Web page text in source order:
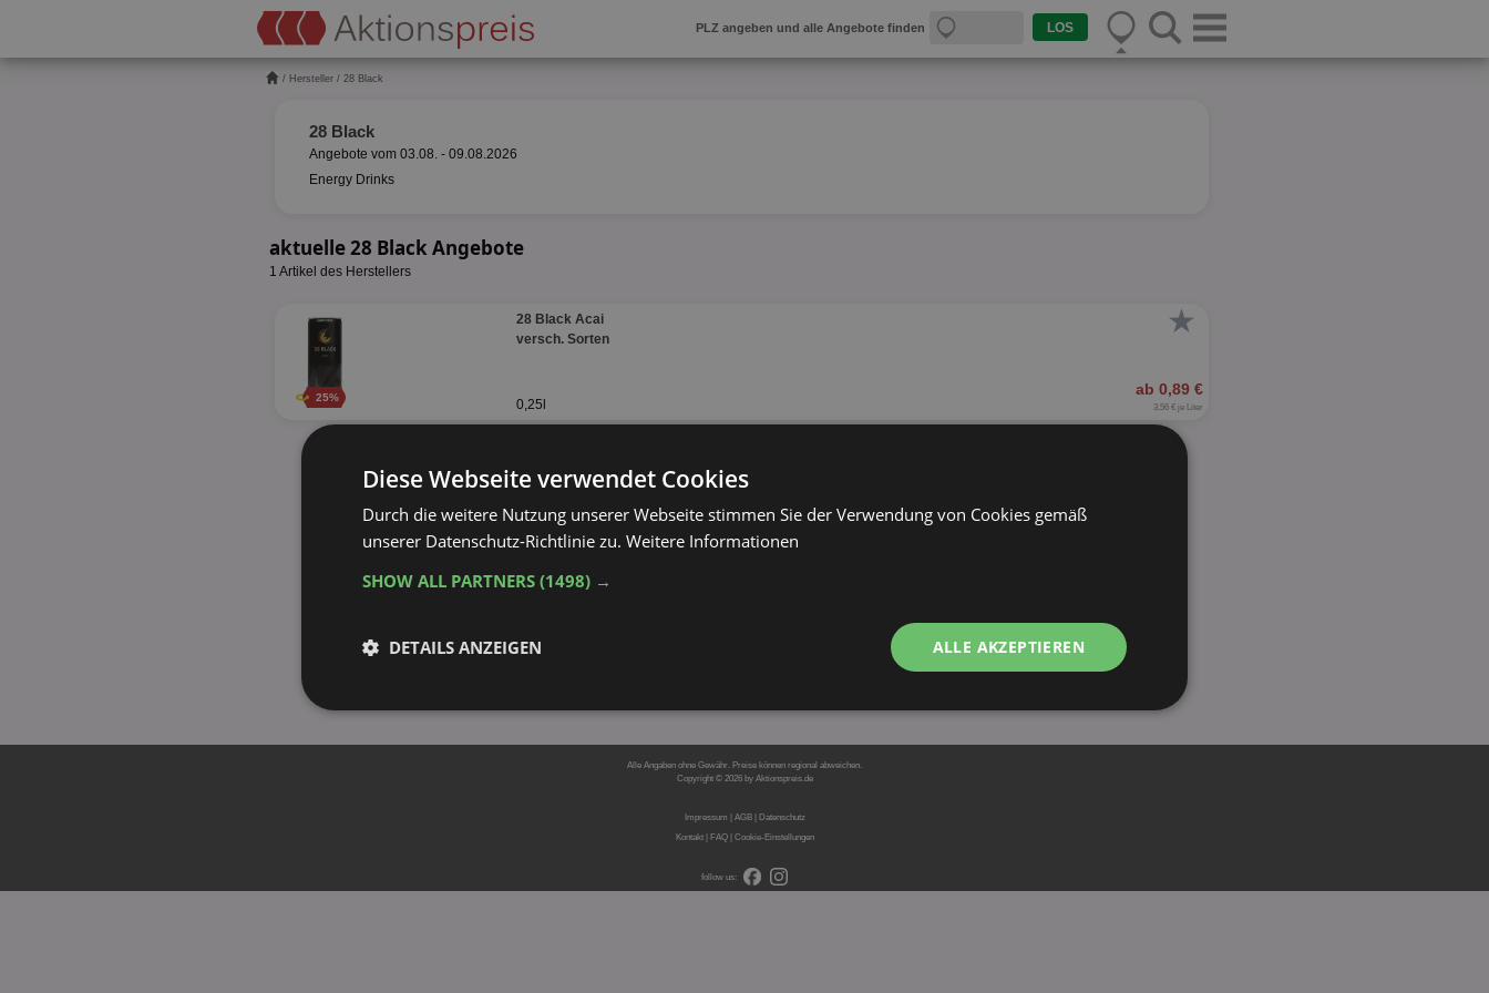
PLZ angeben und alle Angebote finden
/ Hersteller / 28 Black
28 Black
Angebote vom 03.08. - 09.08.2026
Energy Drinks
aktuelle 28 Black Angebote
1 Artikel des Herstellers
★
25%
28 Black Acai
versch. Sorten
ab 0,89 €
0,25l 3,56 € je Liter
Alle Angaben ohne Gewähr. Preise können regional abweichen.
Copyright © 2026 by Aktionspreis.de
Impressum
AGB|
Datenschutz
Kontakt| FAQ| Cookie-Einstellungen
follow us:
Diese Webseite verwendet Cookies
Durch die weitere Nutzung unserer Webseite stimmen Sie der Verwendung von Cookies gemäß
unserer Datenschutz-Richtlinie zu. Weitere Informationen
SHOW ALL PARTNERS (1498) →
ALLE AKZEPTIEREN
DETAILS ANZEIGEN
Unbedingt
Performance Targeting Funktionalität Unklassifizierte
Unbedingt erforderlich Performance Targeting Funktionalität Unklassifizierte